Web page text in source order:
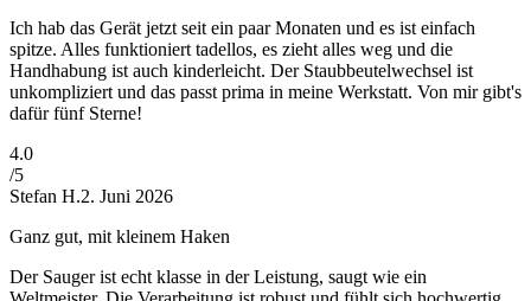
Ich hab das Gerät jetzt seit ein paar Monaten und es ist einfach
spitze. Alles funktioniert tadellos, es zieht alles weg und die
Handhabung ist auch kinderleicht. Der Staubbeutelwechsel ist
unkompliziert und das passt prima in meine Werkstatt. Von mir gibt's
dafür fünf Sterne!
4.0
/5
Stefan H.2. Juni 2026
Ganz gut, mit kleinem Haken
Der Sauger ist echt klasse in der Leistung, saugt wie ein